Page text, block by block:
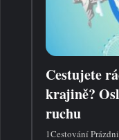
Cestujete
krajině?
ruchu
1Cestování